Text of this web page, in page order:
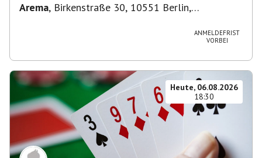
Arema, Birkenstraße 30, 10551 Berlin,
ANMELDEFRIST
VORBEI
Heute, 06.08.2026
18:30